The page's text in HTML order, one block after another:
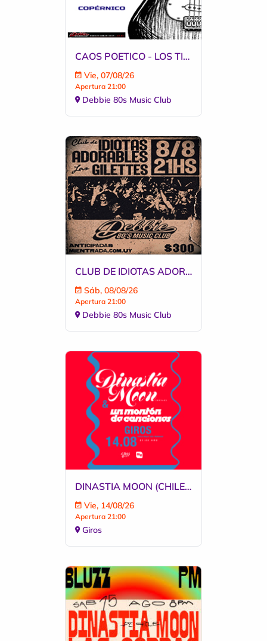
CAOS POETICO - LOS TINTOS - COPERNICO
Vie, 07/08/26
Apertura 21:00
Debbie 80s Music Club
CLUB DE IDIOTAS ADORABLES - LAS GILETTES
Sáb, 08/08/26
Apertura 21:00
Debbie 80s Music Club
DINASTIA MOON (CHILE) - UN MONTON DE CANCIONES
Vie, 14/08/26
Apertura 21:00
Giros